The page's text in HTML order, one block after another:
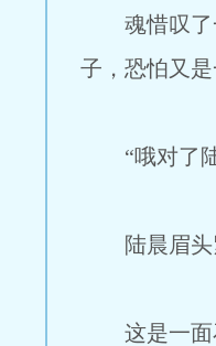
魂惜叹了一
子，恐怕又
“哦对了陆
陆晨眉头紧
这是一面石